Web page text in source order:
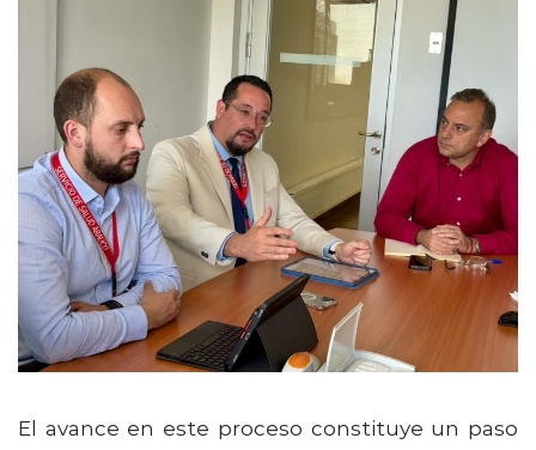
El avance en este proceso constituye un paso